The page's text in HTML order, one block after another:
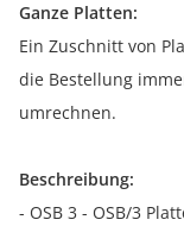
Ganze Platten:
Ein Zuschnitt von
die Bestellung
umrechnen.
Beschreibung:
- OSB 3 - OSB/3